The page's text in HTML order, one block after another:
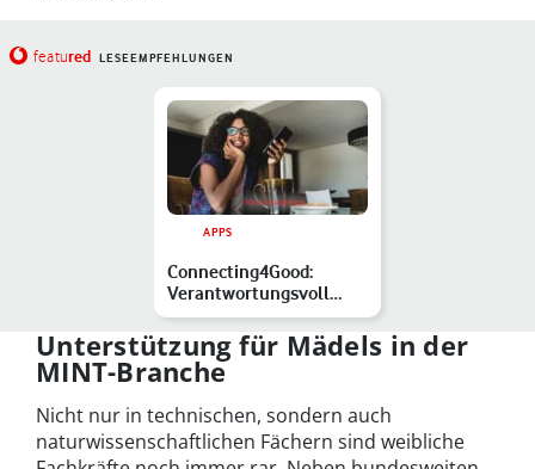
featured LESEEMPFEHLUNGEN
APPS
Connecting4Good:
Verantwortungsvoll
shoppen mit der Good-
on-you-A…
Unterstützung für Mädels in der
MINT-Branche
Nicht nur in technischen, sondern auch
naturwissenschaftlichen Fächern sind weibliche